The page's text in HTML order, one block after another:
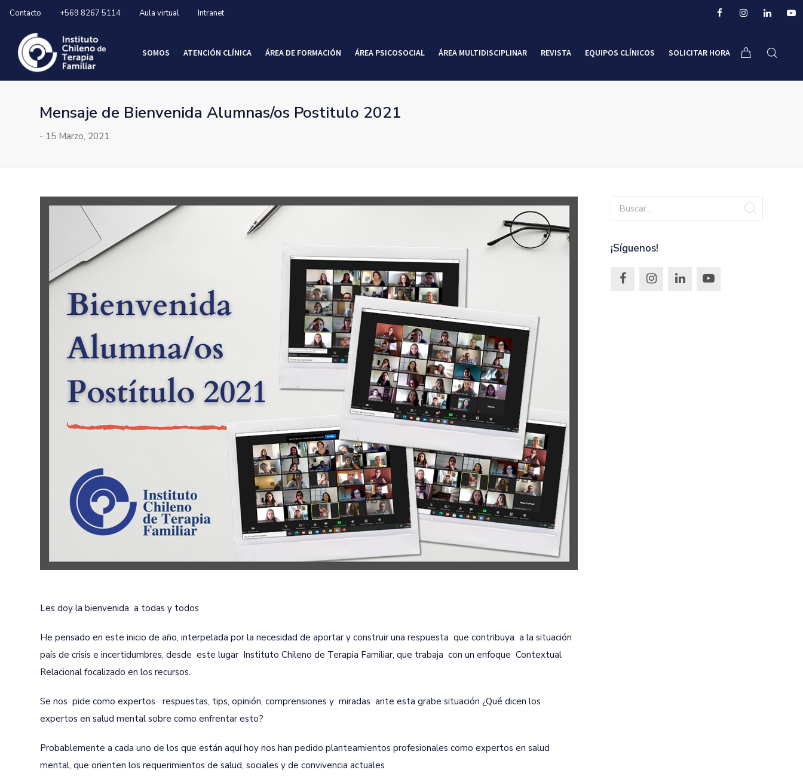
Contacto +569 8267 5114 Aula virtual Intranet
SOMOS ATENCIÓN CLÍNICA ÁREA DE FORMACIÓN ÁREA PSICOSOCIAL ÁREA MULTIDISCIPLINAR REVISTA EQUIPOS CLÍNICOS SOLICITAR HORA
Mensaje de Bienvenida Alumnas/os Postitulo 2021
- 15 Marzo, 2021
Les doy la bienvenida a todas y todos
He pensado en este inicio de año, interpelada por la necesidad de aportar y construir una respuesta que contribuya a la situación
país de crisis e incertidumbres, desde este lugar Instituto Chileno de Terapia Familiar, que trabaja con un enfoque Contextual
Relacional focalizado en los recursos.
Se nos pide como expertos respuestas, tips, opinión, comprensiones y miradas ante esta grabe situación ¿Qué dicen los
expertos en salud mental sobre como enfrentar esto?
Probablemente a cada uno de los que están aquí hoy nos han pedido planteamientos profesionales como expertos en salud
mental, que orienten los requerimientos de salud, sociales y de convivencia actuales
¡Síguenos!